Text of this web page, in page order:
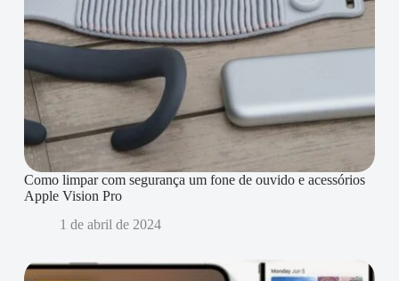
Como limpar com segurança um fone de ouvido e acessórios
Apple Vision Pro
1 de abril de 2024